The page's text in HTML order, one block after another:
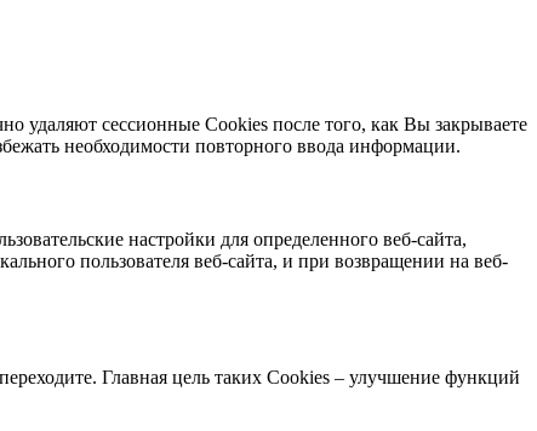
удаляют сессионные Cookies после того, как Вы закрываете
необходимости повторного ввода информации.
настройки для определенного веб-сайта,
пользователя веб-сайта, и при возвращении на веб-
Главная цель таких Cookies – улучшение функций